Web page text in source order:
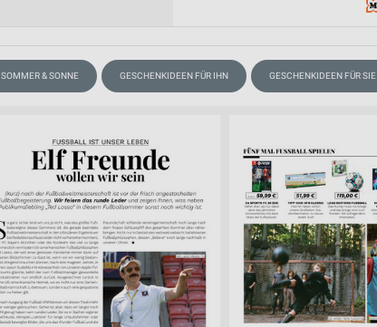
SOMMER & SONNE GESCHENKIDEEN FÜR IHN GESCHENKIDEEN FÜR SIE